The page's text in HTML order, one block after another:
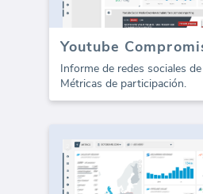
Informe de redes sociales
Métricas de participación.